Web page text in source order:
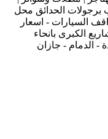
برجولات الحدائق محل
السيارات - اسعار
الكبرى بانحاء
- الدمام - جازان